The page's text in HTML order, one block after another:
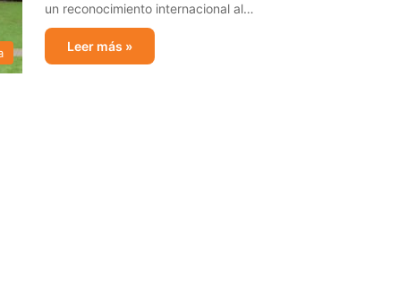
un reconocimiento internacional al…
Leer más »